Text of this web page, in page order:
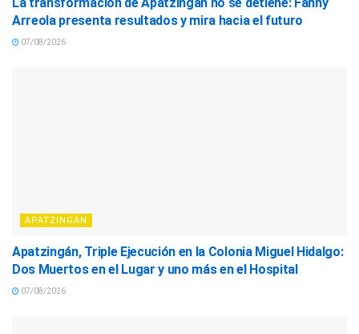
La transformación de Apatzingán no se detiene: Fanny
Arreola presenta resultados y mira hacia el futuro
07/08/2026
APATZINGÁN
Apatzingán, Triple Ejecución en la Colonia Miguel Hidalgo:
Dos Muertos en el Lugar y uno más en el Hospital
07/08/2026